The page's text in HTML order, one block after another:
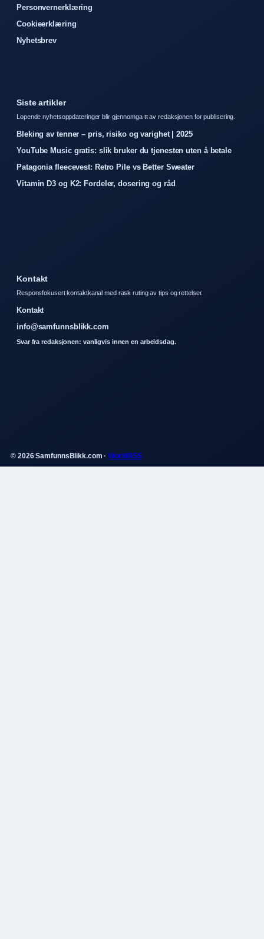
Personvernerklæring
Cookieerklæring
Nyhetsbrev
Siste artikler
Lopende nyhetsoppdateringer blir gjennomga tt av redaksjonen for publisering.
Bleking av tenner – pris, risiko og varighet | 2025
YouTube Music gratis: slik bruker du tjenesten uten å betale
Patagonia fleecevest: Retro Pile vs Better Sweater
Vitamin D3 og K2: Fordeler, dosering og råd
Kontakt
Responsfokusert kontaktkanal med rask ruting av tips og rettelser.
Kontakt
info@samfunnsblikk.com
Svar fra redaksjonen: vanligvis innen en arbeidsdag.
© 2026 SamfunnsBlikk.com ·WorldRSS